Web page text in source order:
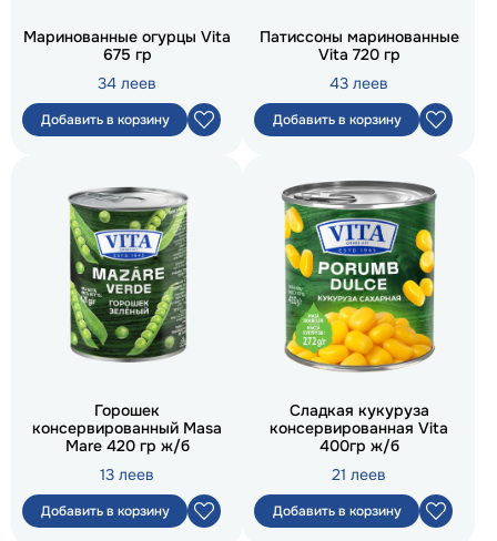
Маринованные огурцы Vita
675 гр
34 леев
Добавить в корзину
Патиссоны маринованные
Vita 720 гр
43 леев
Добавить в корзину
Горошек
консервированный Masa
Mare 420 гр ж/б
13 леев
Добавить в корзину
Сладкая кукуруза
консервированная Vita
400гр ж/б
21 леев
Добавить в корзину